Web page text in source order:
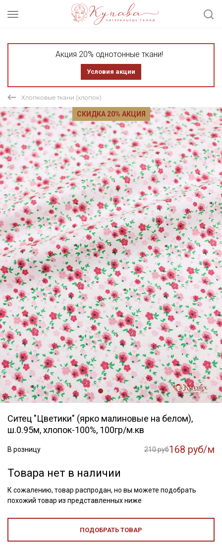
Акция 20% однотонные ткани!
Условия акции
Хлопковые ткани (хлопок)
СКИДКА 20% АКЦИЯ
Ситец "Цветики" (ярко малиновые на белом),
ш.0.95м, хлопок-100%, 100гр/м.кв
В розницу 210 руб168 руб/м
Товара нет в наличии
К сожалению, товар распродан, но вы можете подобрать
похожий товар из представленных ниже
ПОДОБРАТЬ ТОВАР